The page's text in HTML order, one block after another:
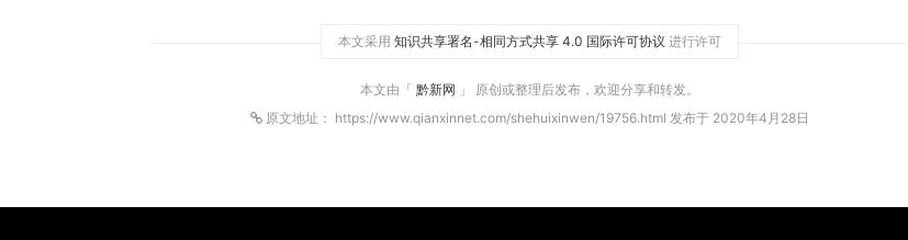
本文采用 知识共享署名-相同方式共享 4.0 国际许可协议 进行许可
本文由「 黔新网 」 原创或整理后发布，欢迎分享和转发。
原文地址： https://www.qianxinnet.com/shehuixinwen/19756.html 发布于 2020年4月28日